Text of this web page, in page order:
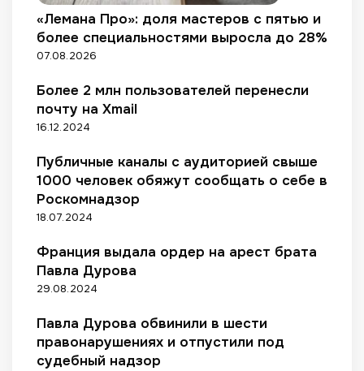
е
й
р
а
п
р
о
а
ж
и
«Лемана Про»: доля мастеров с пятью и
более специальностями выросла до 28%
07.08.2026
Более 2 млн пользователей перенесли
почту на Xmail
16.12.2024
Публичные каналы с аудиторией свыше
1000 человек обяжут сообщать о себе в
Роскомнадзор
18.07.2024
Франция выдала ордер на арест брата
Павла Дурова
29.08.2024
Павла Дурова обвинили в шести
правонарушениях и отпустили под
судебный надзор